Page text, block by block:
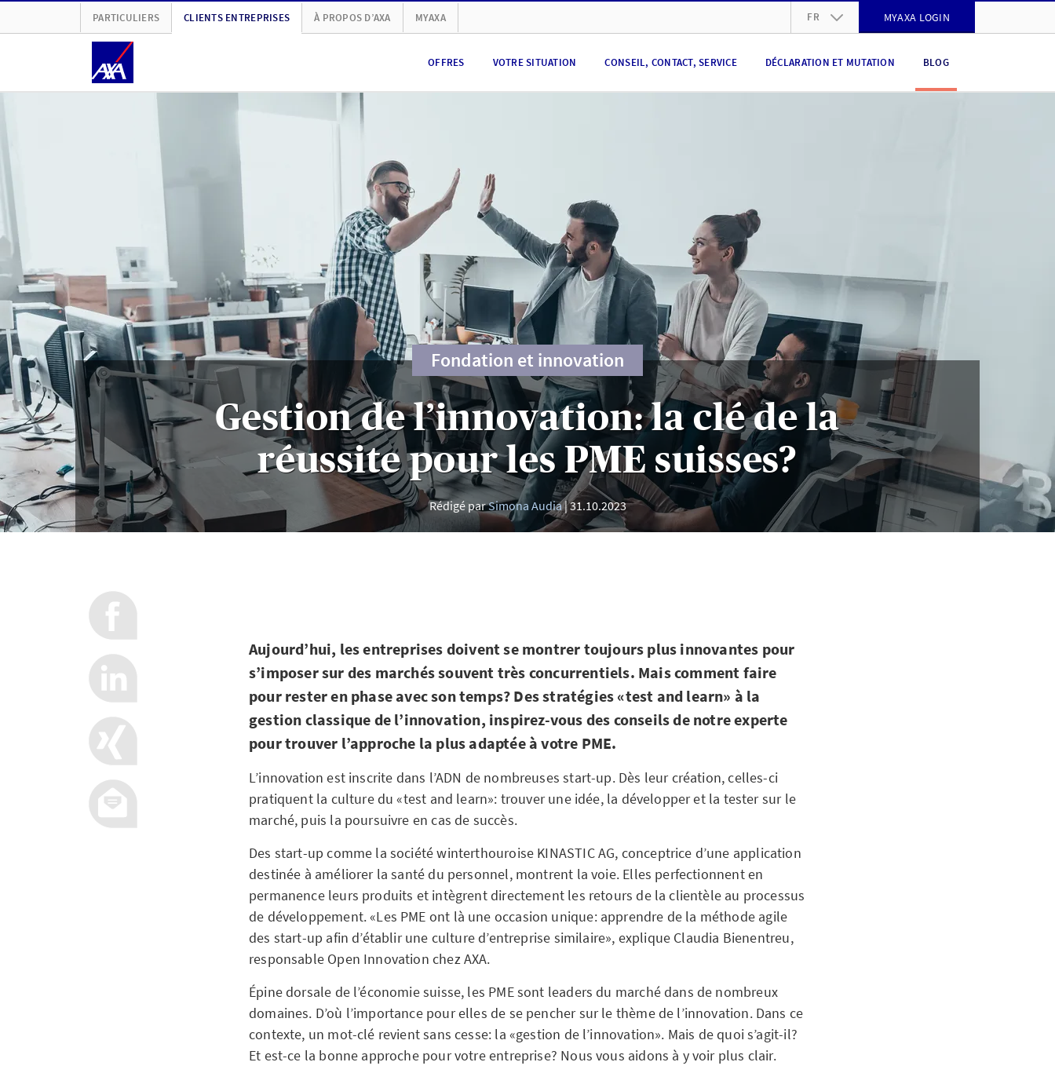
PARTICULIERS CLIENTS ENTREPRISES À PROPOS D’AXA MYAXA FR MYAXA LOGIN
OFFRES VOTRE SITUATION CONSEIL, CONTACT, SERVICE DÉCLARATION ET MUTATION BLOG
Fondation et innovation
Gestion de l’innovation: la clé de la
réussite pour les PME suisses?
Rédigé parSimona Audia 31.10.2023
Aujourd’hui, les entreprises doivent se montrer toujours plus innovantes pour
s’imposer sur des marchés souvent très concurrentiels. Mais comment faire
pour rester en phase avec son temps? Des stratégies «test and learn» à la
gestion classique de l’innovation, inspirez-vous des conseils de notre experte
pour trouver l’approche la plus adaptée à votre PME.
L’innovation est inscrite dans l’ADN de nombreuses start-up. Dès leur création, celles-ci
pratiquent la culture du «test and learn»: trouver une idée, la développer et la tester sur le
marché, puis la poursuivre en cas de succès.
Des start-up comme la société winterthouroise KINASTIC AG, conceptrice d’une application
destinée à améliorer la santé du personnel, montrent la voie. Elles perfectionnent en
permanence leurs produits et intègrent directement les retours de la clientèle au processus
de développement. «Les PME ont là une occasion unique: apprendre de la méthode agile
des start-up afin d’établir une culture d’entreprise similaire», explique Claudia Bienentreu,
responsable Open Innovation chez AXA.
Épine dorsale de l’économie suisse, les PME sont leaders du marché dans de nombreux
domaines. D’où l’importance pour elles de se pencher sur le thème de l’innovation. Dans ce
contexte, un mot-clé revient sans cesse: la «gestion de l’innovation». Mais de quoi s’agit-il?
Et est-ce la bonne approche pour votre entreprise? Nous vous aidons à y voir plus clair.